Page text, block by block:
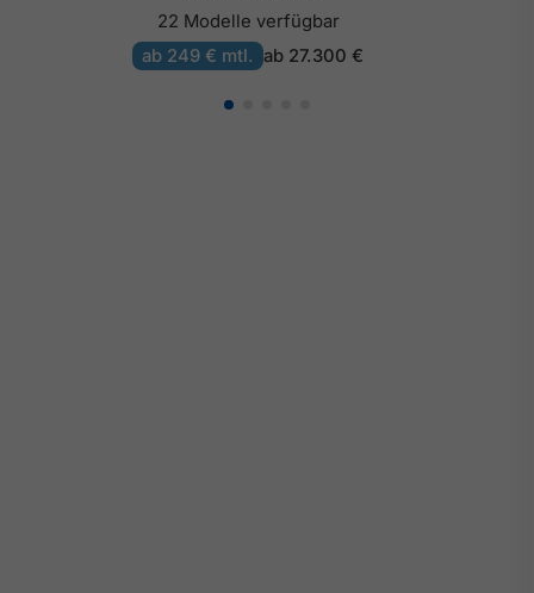
22 Modelle verfügbar
ab 249 € mtl. ab 27.300 €